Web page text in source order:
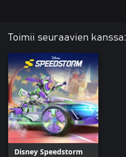
Toimii seuraavien kanssa:
Disney Speedstorm